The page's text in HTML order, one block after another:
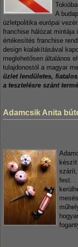
A
üzletpolitika európai
franchise hálózat mintája
értékesítés franchise
design kialakításával
meglehetősen általános
tulajdonostól a magyar
üzlet lendületes,
a tesztelésre szánt
Adamcsik Anita
fest…